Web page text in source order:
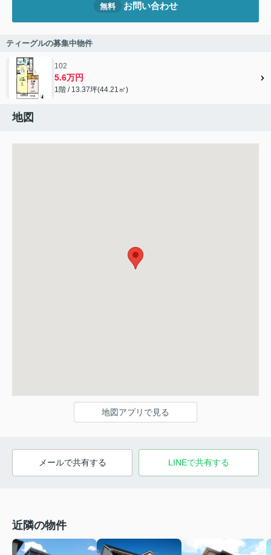
無料 お問い合わせ
ティーグルの募集中物件
102
5.6万円
1階 / 13.37坪(44.21㎡)
地図
地図アプリで見る
メールで共有する LINEで共有する
近隣の物件